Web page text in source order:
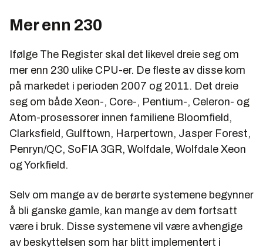
Mer enn 230
Ifølge The Register skal det likevel dreie seg om
mer enn 230 ulike CPU-er. De fleste av disse kom
på markedet i perioden 2007 og 2011. Det dreie
seg om både Xeon-, Core-, Pentium-, Celeron- og
Atom-prosessorer innen familiene Bloomfield,
Clarksfield, Gulftown, Harpertown, Jasper Forest,
Penryn/QC, SoFIA 3GR, Wolfdale, Wolfdale Xeon
og Yorkfield.
Selv om mange av de berørte systemene begynner
å bli ganske gamle, kan mange av dem fortsatt
være i bruk. Disse systemene vil være avhengige
av beskyttelsen som har blitt implementert i